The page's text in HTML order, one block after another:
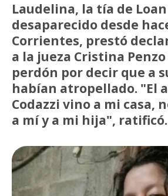
Laudelina, la tía de
desaparecido desde
Corrientes, prestó
a la jueza Cristina
perdón por decir que a
habían atropellado. "El
Codazzi vino a mi casa,
a mí y a mi hija", ratificó.